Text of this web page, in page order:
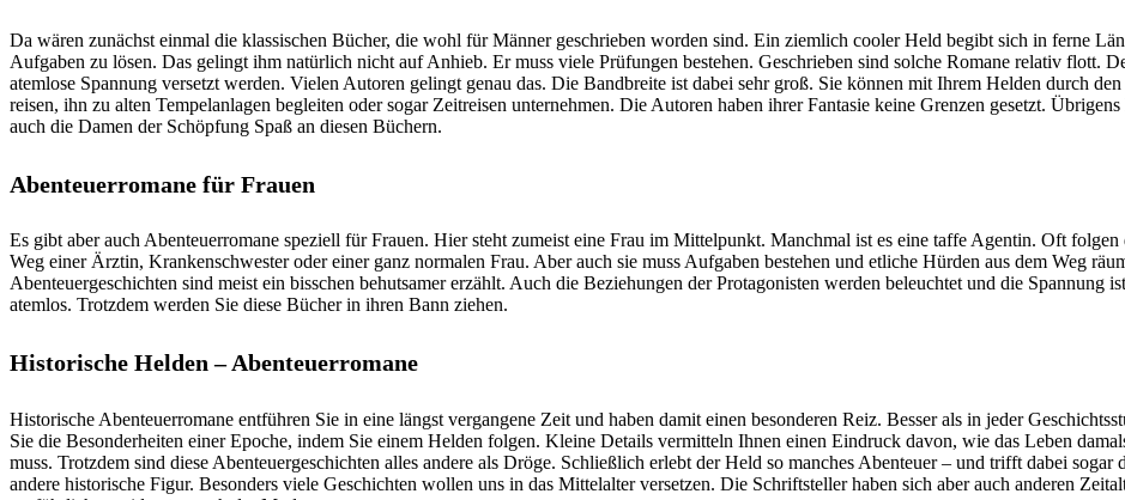
Da wären zunächst einmal die klassischen Bücher, die wohl für Männer geschrieben worden sind. Ein ziemlich cooler Held begibt sich in ferne
Aufgaben zu lösen. Das gelingt ihm natürlich nicht auf Anhieb. Er muss viele Prüfungen bestehen. Geschrieben sind solche Romane relativ flott.
atemlose Spannung versetzt werden. Vielen Autoren gelingt genau das. Die Bandbreite ist dabei sehr groß. Sie können mit Ihrem Helden durch
reisen, ihn zu alten Tempelanlagen begleiten oder sogar Zeitreisen unternehmen. Die Autoren haben ihrer Fantasie keine Grenzen gesetzt. Übrigens
auch die Damen der Schöpfung Spaß an diesen Büchern.
Abenteuerromane für Frauen
Es gibt aber auch Abenteuerromane speziell für Frauen. Hier steht zumeist eine Frau im Mittelpunkt. Manchmal ist es eine taffe Agentin. Oft folgen
Weg einer Ärztin, Krankenschwester oder einer ganz normalen Frau. Aber auch sie muss Aufgaben bestehen und etliche Hürden aus dem Weg
Abenteuergeschichten sind meist ein bisschen behutsamer erzählt. Auch die Beziehungen der Protagonisten werden beleuchtet und die Spannung
atemlos. Trotzdem werden Sie diese Bücher in ihren Bann ziehen.
Historische Helden – Abenteuerromane
Historische Abenteuerromane entführen Sie in eine längst vergangene Zeit und haben damit einen besonderen Reiz. Besser als in jeder
Sie die Besonderheiten einer Epoche, indem Sie einem Helden folgen. Kleine Details vermitteln Ihnen einen Eindruck davon, wie das Leben
muss. Trotzdem sind diese Abenteuergeschichten alles andere als Dröge. Schließlich erlebt der Held so manches Abenteuer – und trifft dabei sogar
andere historische Figur. Besonders viele Geschichten wollen uns in das Mittelalter versetzen. Die Schriftsteller haben sich aber auch anderen